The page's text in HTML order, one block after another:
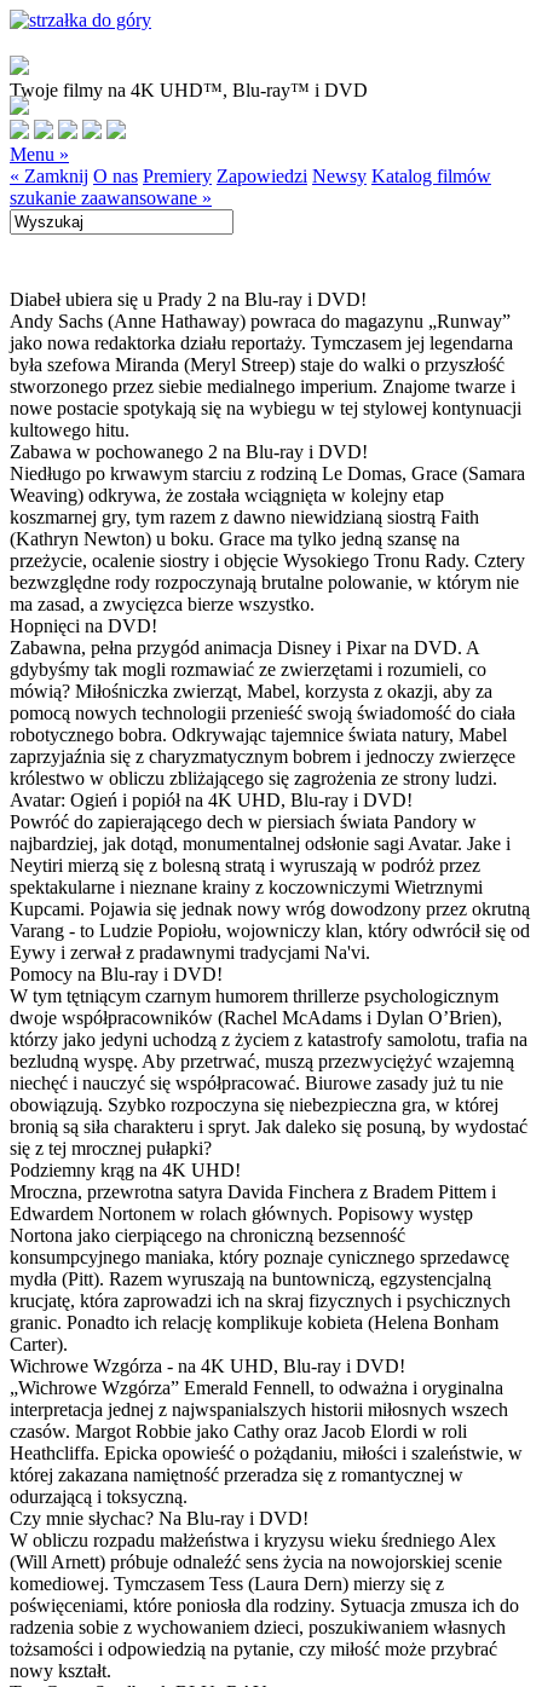
Twoje filmy na 4K UHD™, Blu-ray™ i DVD
Menu »
« Zamknij O nas Premiery Zapowiedzi Newsy Katalog filmów
szukanie zaawansowane »
Diabeł ubiera się u Prady 2 na Blu-ray i DVD!
Andy Sachs (Anne Hathaway) powraca do magazynu „Runway”
jako nowa redaktorka działu reportaży. Tymczasem jej legendarna
była szefowa Miranda (Meryl Streep) staje do walki o przyszłość
stworzonego przez siebie medialnego imperium. Znajome twarze i
nowe postacie spotykają się na wybiegu w tej stylowej kontynuacji
kultowego hitu.
Zabawa w pochowanego 2 na Blu-ray i DVD!
Niedługo po krwawym starciu z rodziną Le Domas, Grace (Samara
Weaving) odkrywa, że została wciągnięta w kolejny etap
koszmarnej gry, tym razem z dawno niewidzianą siostrą Faith
(Kathryn Newton) u boku. Grace ma tylko jedną szansę na
przeżycie, ocalenie siostry i objęcie Wysokiego Tronu Rady. Cztery
bezwzględne rody rozpoczynają brutalne polowanie, w którym nie
ma zasad, a zwycięzca bierze wszystko.
Hopnięci na DVD!
Zabawna, pełna przygód animacja Disney i Pixar na DVD. A
gdybyśmy tak mogli rozmawiać ze zwierzętami i rozumieli, co
mówią? Miłośniczka zwierząt, Mabel, korzysta z okazji, aby za
pomocą nowych technologii przenieść swoją świadomość do ciała
robotycznego bobra. Odkrywając tajemnice świata natury, Mabel
zaprzyjaźnia się z charyzmatycznym bobrem i jednoczy zwierzęce
królestwo w obliczu zbliżającego się zagrożenia ze strony ludzi.
Avatar: Ogień i popiół na 4K UHD, Blu-ray i DVD!
Powróć do zapierającego dech w piersiach świata Pandory w
najbardziej, jak dotąd, monumentalnej odsłonie sagi Avatar. Jake i
Neytiri mierzą się z bolesną stratą i wyruszają w podróż przez
spektakularne i nieznane krainy z koczowniczymi Wietrznymi
Kupcami. Pojawia się jednak nowy wróg dowodzony przez okrutną
Varang - to Ludzie Popiołu, wojowniczy klan, który odwrócił się od
Eywy i zerwał z pradawnymi tradycjami Na'vi.
Pomocy na Blu-ray i DVD!
W tym tętniącym czarnym humorem thrillerze psychologicznym
dwoje współpracowników (Rachel McAdams i Dylan O’Brien),
którzy jako jedyni uchodzą z życiem z katastrofy samolotu, trafia na
bezludną wyspę. Aby przetrwać, muszą przezwyciężyć wzajemną
niechęć i nauczyć się współpracować. Biurowe zasady już tu nie
obowiązują. Szybko rozpoczyna się niebezpieczna gra, w której
bronią są siła charakteru i spryt. Jak daleko się posuną, by wydostać
się z tej mrocznej pułapki?
Podziemny krąg na 4K UHD!
Mroczna, przewrotna satyra Davida Finchera z Bradem Pittem i
Edwardem Nortonem w rolach głównych. Popisowy występ
Nortona jako cierpiącego na chroniczną bezsenność
konsumpcyjnego maniaka, który poznaje cynicznego sprzedawcę
mydła (Pitt). Razem wyruszają na buntowniczą, egzystencjalną
krucjatę, która zaprowadzi ich na skraj fizycznych i psychicznych
granic. Ponadto ich relację komplikuje kobieta (Helena Bonham
Carter).
Wichrowe Wzgórza - na 4K UHD, Blu-ray i DVD!
„Wichrowe Wzgórza” Emerald Fennell, to odważna i oryginalna
interpretacja jednej z najwspanialszych historii miłosnych wszech
czasów. Margot Robbie jako Cathy oraz Jacob Elordi w roli
Heathcliffa. Epicka opowieść o pożądaniu, miłości i szaleństwie, w
której zakazana namiętność przeradza się z romantycznej w
odurzającą i toksyczną.
Czy mnie słychac? Na Blu-ray i DVD!
W obliczu rozpadu małżeństwa i kryzysu wieku średniego Alex
(Will Arnett) próbuje odnaleźć sens życia na nowojorskiej scenie
komediowej. Tymczasem Tess (Laura Dern) mierzy się z
poświęceniami, które poniosła dla rodziny. Sytuacja zmusza ich do
radzenia sobie z wychowaniem dzieci, poszukiwaniem własnych
tożsamości i odpowiedzią na pytanie, czy miłość może przybrać
nowy kształt.